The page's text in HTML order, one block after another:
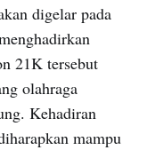
digelar pada
21K tersebut
olahraga
Kehadiran
mampu